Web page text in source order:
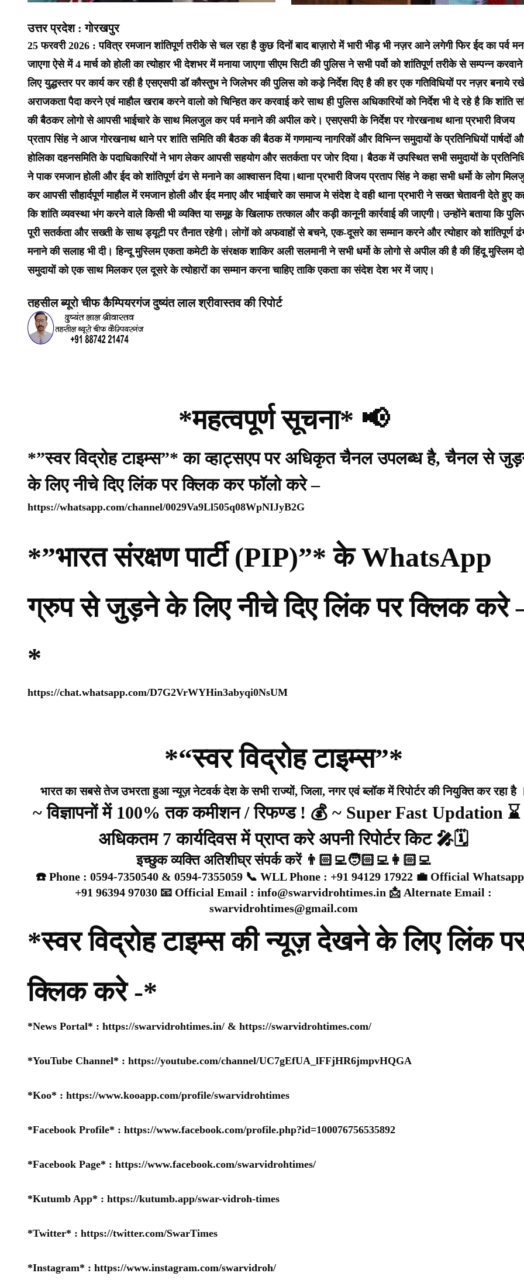
उत्तर प्रदेश : गोरखपुर
25 फरवरी 2026 : पवित्र रमजान शांतिपूर्ण तरीके से चल रहा है कुछ दिनों बाद बाज़ारो में भारी भीड़ भी नज़र आने लगेगी फिर ईद का पर्व
जाएगा ऐसे में 4 मार्च को होली का त्योहार भी देशभर में मनाया जाएगा सीएम सिटी की पुलिस ने सभी पर्वो को शांतिपूर्ण तरीके से सम्पन्न
लिए युद्धस्तर पर कार्य कर रही है एसएसपी डॉ कौस्तुभ ने जिलेभर की पुलिस को कड़े निर्देश दिए है की हर एक गतिविधियों पर नज़र बनाये
अराजकता पैदा करने एवं माहौल खराब करने वालो को चिन्हित कर करवाई करे साथ ही पुलिस अधिकारियों को निर्देश भी दे रहे है कि शांति
की बैठकर लोगो से आपसी भाईचारे के साथ मिलजुल कर पर्व मनाने की अपील करे। एसएसपी के निर्देश पर गोरखनाथ थाना प्रभारी विजय
प्रताप सिंह ने आज गोरखनाथ थाने पर शांति समिति की बैठक की बैठक में गणमान्य नागरिकों और विभिन्न समुदायों के प्रतिनिधियों पार्षदों
होलिका दहनसमिति के पदाधिकारियों ने भाग लेकर आपसी सहयोग और सतर्कता पर जोर दिया। बैठक में उपस्थित सभी समुदायों के
ने पाक रमजान होली और ईद को शांतिपूर्ण ढंग से मनाने का आश्वासन दिया।थाना प्रभारी विजय प्रताप सिंह ने कहा सभी धर्मो के लोग
कर आपसी सौहार्दपूर्ण माहौल में रमजान होली और ईद मनाए और भाईचारे का समाज मे संदेश दे वही थाना प्रभारी ने सख्त चेतावनी देते हुए
कि शांति व्यवस्था भंग करने वाले किसी भी व्यक्ति या समूह के खिलाफ तत्काल और कड़ी कानूनी कार्रवाई की जाएगी। उन्होंने बताया कि
पूरी सतर्कता और सख्ती के साथ ड्यूटी पर तैनात रहेगी। लोगों को अफवाहों से बचने, एक-दूसरे का सम्मान करने और त्योहार को शांतिपूर्ण
मनाने की सलाह भी दी। हिन्दू मुस्लिम एकता कमेटी के संरक्षक शाकिर अली सलमानी ने सभी धर्मो के लोगो से अपील की है की हिंदू मुस्लिम
समुदायों को एक साथ मिलकर एल दूसरे के त्योहारों का सम्मान करना चाहिए ताकि एकता का संदेश देश भर में जाए।
तहसील ब्यूरो चीफ कैम्पियरगंज दुष्यंत लाल श्रीवास्तव की रिपोर्ट
*महत्वपूर्ण सूचना* 📢
*”स्वर विद्रोह टाइम्स”* का व्हाट्सएप पर अधिकृत चैनल उपलब्ध है, चैनल से
के लिए नीचे दिए लिंक पर क्लिक कर फॉलो करे –
https://whatsapp.com/channel/0029Va9Ll505q08WpNIJyB2G
*”भारत संरक्षण पार्टी (PIP)”* के WhatsApp
ग्रुप से जुड़ने के लिए नीचे दिए लिंक पर क्लिक करे
*
https://chat.whatsapp.com/D7G2VrWYHin3abyqi0NsUM
*“स्वर विद्रोह टाइम्स”*
भारत का सबसे तेज उभरता हुआ न्यूज़ नेटवर्क देश के सभी राज्यों, जिला, नगर एवं ब्लॉक में रिपोर्टर की नियुक्ति कर रहा है
~ विज्ञापनों में 100% तक कमीशन / रिफण्ड ! 💰 ~ Super Fast Updation
अधिकतम 7 कार्यदिवस में प्राप्त करे अपनी रिपोर्टर किट 🎤🗓️
इच्छुक व्यक्ति अतिशीघ्र संपर्क करें 👨🏻‍💻🧑🏻‍💻👩🏻‍💻
☎️ Phone : 0594-7350540 & 0594-7355059 📞 WLL Phone : +91 94129 17922 💼 Official
+91 96394 97030 📧 Official Email : info@swarvidrohtimes.in 📩 Alternate Email :
swarvidrohtimes@gmail.com
*स्वर विद्रोह टाइम्स की न्यूज़ देखने के लिए लिंक
क्लिक करे -*
*News Portal* : https://swarvidrohtimes.in/ & https://swarvidrohtimes.com/
*YouTube Channel* : https://youtube.com/channel/UC7gEfUA_lFFjHR6jmpvHQGA
*Koo* : https://www.kooapp.com/profile/swarvidrohtimes
*Facebook Profile* : https://www.facebook.com/profile.php?id=100076756535892
*Facebook Page* : https://www.facebook.com/swarvidrohtimes/
*Kutumb App* : https://kutumb.app/swar-vidroh-times
*Twitter* : https://twitter.com/SwarTimes
*Instagram* : https://www.instagram.com/swarvidroh/